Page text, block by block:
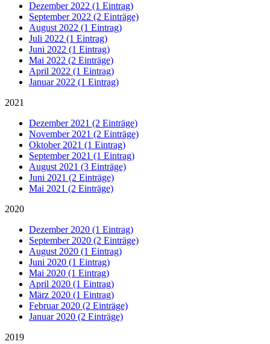
Dezember 2022 (1 Eintrag)
September 2022 (2 Einträge)
August 2022 (1 Eintrag)
Juli 2022 (1 Eintrag)
Juni 2022 (1 Eintrag)
Mai 2022 (2 Einträge)
April 2022 (1 Eintrag)
Januar 2022 (1 Eintrag)
2021
Dezember 2021 (2 Einträge)
November 2021 (2 Einträge)
Oktober 2021 (1 Eintrag)
September 2021 (1 Eintrag)
August 2021 (3 Einträge)
Juni 2021 (2 Einträge)
Mai 2021 (2 Einträge)
2020
Dezember 2020 (1 Eintrag)
September 2020 (2 Einträge)
August 2020 (1 Eintrag)
Juni 2020 (1 Eintrag)
Mai 2020 (1 Eintrag)
April 2020 (1 Eintrag)
März 2020 (1 Eintrag)
Februar 2020 (2 Einträge)
Januar 2020 (2 Einträge)
2019